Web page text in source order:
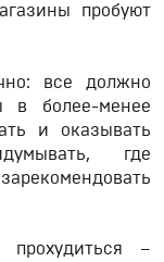
пробуют
все должно
в более-менее
и оказывать
где
–